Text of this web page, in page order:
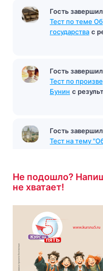
Гость завершил
Тест по теме
государства с
Гость завершил
Тест по
Бунин с
Гость завершил
Тест на тему
Не подошло?
не хватает!